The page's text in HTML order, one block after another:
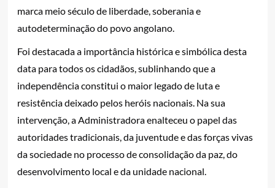
marca meio século de liberdade, soberania e
autodeterminação do povo angolano.
Foi destacada a importância histórica e simbólica desta
data para todos os cidadãos, sublinhando que a
independência constitui o maior legado de luta e
resistência deixado pelos heróis nacionais. Na sua
intervenção, a Administradora enalteceu o papel das
autoridades tradicionais, da juventude e das forças vivas
da sociedade no processo de consolidação da paz, do
desenvolvimento local e da unidade nacional.